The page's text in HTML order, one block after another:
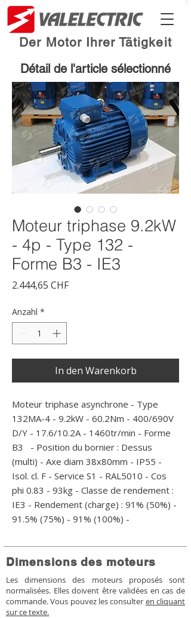
Der Motor Ihrer Tätigkeit
Détail de l'article sélectionné
Moteur triphase 9.2kW
- 4p - Type 132 -
Forme B3 - IE3
2.444,65 CHFPreis
Anzahl *
In den Warenkorb
Moteur triphase asynchrone - Type
132MA-4 - 9.2kW - 60.2Nm - 400/690V
D/Y - 17.6/10.2A - 1460tr/min - Forme
B3   - Position du bornier : Dessus
(multi) - Axe diam 38x80mm - IP55 -
Isol. cl. F - Service S1 - RAL5010 - Cos
phi 0.83 - 93kg - Classe de rendement :
IE3 - Rendement (charge) : 91% (50%) -
91.5% (75%) - 91% (100%) -
Dimensions des moteurs
Les dimensions des moteurs proposés sont
normalisées. Elles doivent être validées en cas de
commande. Vous pouvez les consulter en cliquant
sur ce texte.